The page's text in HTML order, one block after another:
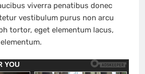
viverra penatibus donec
vestibulum purus non arcu
tortor, eget elementum lacus,